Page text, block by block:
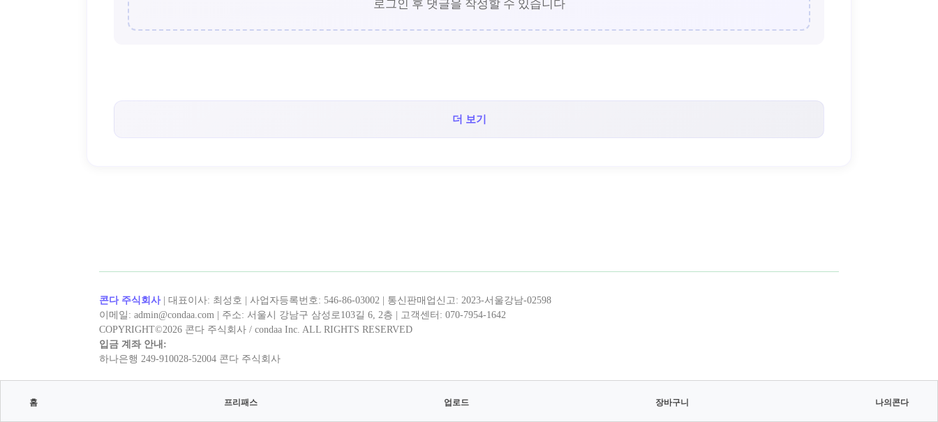
홈 프리패스 업로드 장바구니 나의콘다
로그인 후 댓글을 작성할 수 있습니다
더 보기